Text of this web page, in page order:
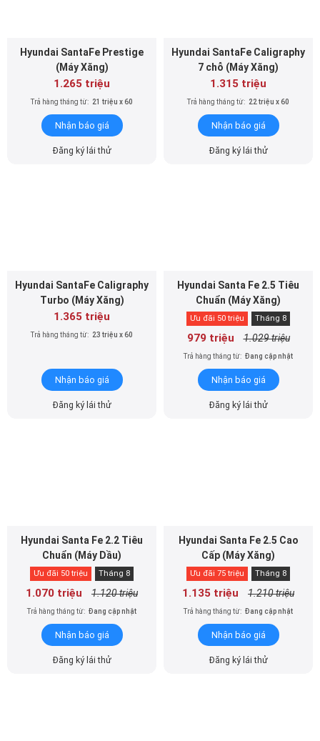
Hyundai SantaFe Prestige
(Máy Xăng)
1.265 triệu
Trả hàng tháng từ: 21 triệu x 60
Nhận báo giá
Đăng ký lái thử
Hyundai SantaFe Caligraphy
7 chỗ (Máy Xăng)
1.315 triệu
Trả hàng tháng từ: 22 triệu x 60
Nhận báo giá
Đăng ký lái thử
Hyundai SantaFe Caligraphy
Turbo (Máy Xăng)
1.365 triệu
Trả hàng tháng từ: 23 triệu x 60
Nhận báo giá
Đăng ký lái thử
Hyundai Santa Fe 2.5 Tiêu
Chuẩn (Máy Xăng)
Ưu đãi 50 triệu Tháng 8
979 triệu 1.029 triệu
Trả hàng tháng từ: Đang cập nhật
Nhận báo giá
Đăng ký lái thử
Hyundai Santa Fe 2.2 Tiêu
Chuẩn (Máy Dầu)
Ưu đãi 50 triệu Tháng 8
1.070 triệu 1.120 triệu
Trả hàng tháng từ: Đang cập nhật
Nhận báo giá
Đăng ký lái thử
Hyundai Santa Fe 2.5 Cao
Cấp (Máy Xăng)
Ưu đãi 75 triệu Tháng 8
1.135 triệu 1.210 triệu
Trả hàng tháng từ: Đang cập nhật
Nhận báo giá
Đăng ký lái thử